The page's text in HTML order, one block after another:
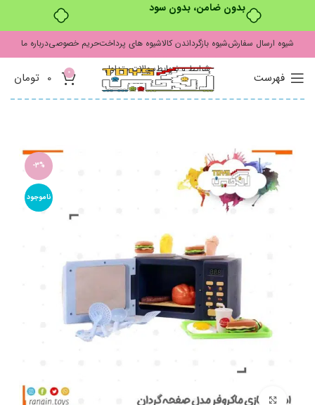
بدون ضامن، بدون سود
شیوه ارسال سفارششیوه بازگرداندن کالاشیوه های پرداختحریم خصوصیدرباره ما
شرایط و ضوابطسوالات متداول
فهرست 0
0 تومان
-3%
ناموجود
برای بزرگنمایی کلیک کنید